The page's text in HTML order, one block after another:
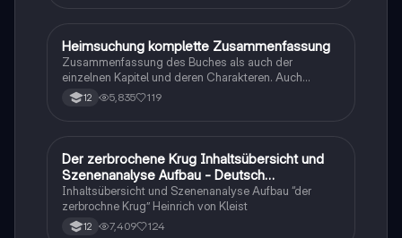
Deutsch
Heimsuchung komplette Zusammenfassung
Zusammenfassung des Buches als auch der
einzelnen Kapitel und deren Charakteren. Auch
tabellarisch. Im Unterricht ohne KI erstellt
12 5,835 119
Deutsch
Der zerbrochene Krug Inhaltsübersicht und
Szenenanalyse Aufbau - Deutsch
Q1/Q2/Abitur
Inhaltsübersicht und Szenenanalyse Aufbau “der
zerbrochne Krug” Heinrich von Kleist
12 7,409 124